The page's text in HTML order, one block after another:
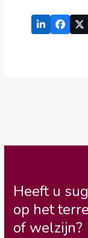
Heeft u
op het
of welzijn?